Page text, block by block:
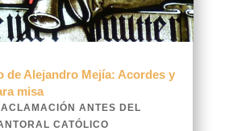
de Alejandro Mejía: Acordes y
misa
ACLAMACIÓN ANTES DEL
CATÓLICO